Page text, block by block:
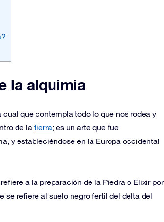
la alquimia
que contempla todo lo que nos rodea y
de la tierra; es un arte que fue
y ​​estableciéndose en la Europa occidental
a la preparación de la Piedra o Elixir por
se refiere al suelo negro fertil del delta del